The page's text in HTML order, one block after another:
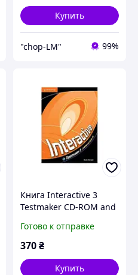
Купить
"chop-LM" 99%
Книга Interactive 3
Testmaker CD-ROM and
(9780521279635)
Cambridge University
Готово к отправке
370₴
Купить